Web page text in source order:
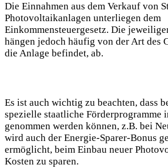
Die Einnahmen aus dem Verkauf von
Photovoltaikanlagen unterliegen dem
Einkommensteuergesetz. Die
hängen jedoch häufig von der Art des
die Anlage befindet, ab.
Es ist auch wichtig zu beachten, dass
spezielle staatliche Förderprogramme
genommen werden können, z.B. bei
wird auch der Energie-Sparer-Bonus
ermöglicht, beim Einbau neuer
Kosten zu sparen.